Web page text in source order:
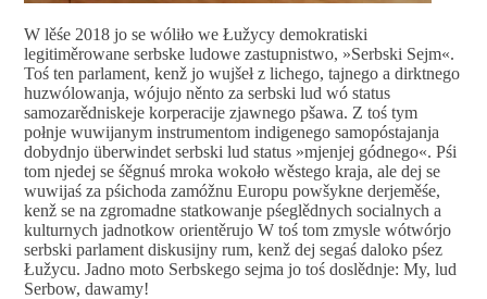
W lěśe 2018 jo se wóliło we Łužycy demokratiski
legitiměrowane serbske ludowe zastupnistwo, »Serbski Sejm«.
Toś ten parlament, kenž jo wujšeł z lichego, tajnego a dirktnego
huzwólowanja, wójujo něnto za serbski lud wó status
samozarědniskeje korperacije zjawnego pšawa. Z toś tym
połnje wuwijanym instrumentom indigenego samopóstajanja
dobydnjo überwindet serbski lud status »mjenjej gódnego«. Pśi
tom njedej se śěgnuś mroka wokoło wěstego kraja, ale dej se
wuwijaś za pśichoda zamóžnu Europu powšykne derjeměśe,
kenž se na zgromadne statkowanje pśeglědnych socialnych a
kulturnych jadnotkow orientěrujo W toś tom zmysle wótwórjo
serbski parlament diskusijny rum, kenž dej segaś daloko pśez
Łužycu. Jadno moto Serbskego sejma jo toś doslědnje: My, lud
Serbow, dawamy!